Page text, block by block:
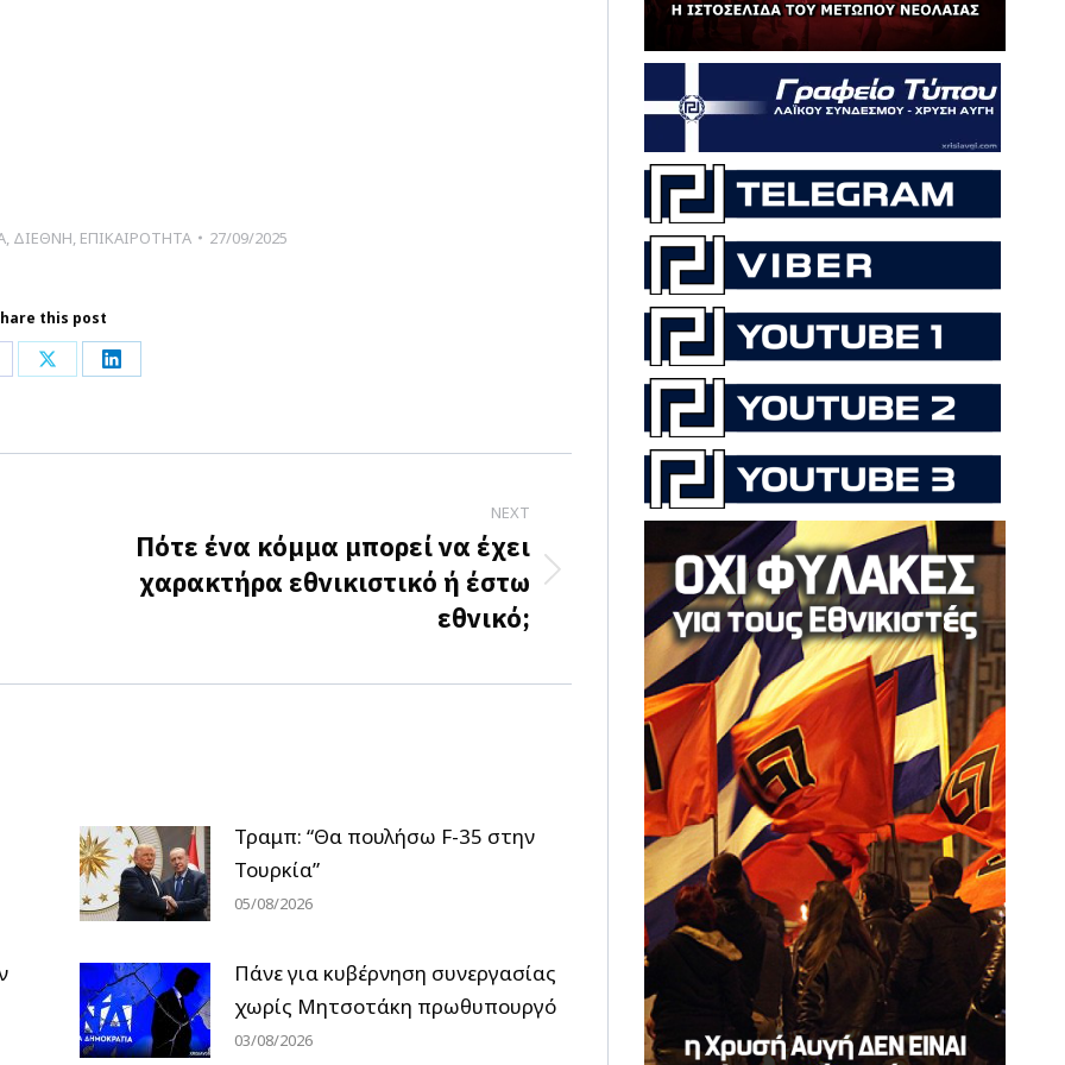
, ΔΙΕΘΝΗ, ΕΠΙΚΑΙΡΟΤΗΤΑ 27/09/2025
this post
Share
X
Share
LinkedIn
NEXT
Πότε ένα κόμμα μπορεί να έχει
χαρακτήρα εθνικιστικό ή έστω
εθνικό;
Τραμπ: “Θα πουλήσω F-35 στην
Τουρκία”
05/08/2026
Πάνε για κυβέρνηση συνεργασίας
χωρίς Μητσοτάκη πρωθυπουργό
03/08/2026